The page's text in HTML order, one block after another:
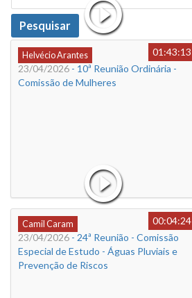
Data
Pesquisar
Helvécio Arantes
01:43:13
23/04/2026 - 10ª Reunião Ordinária -
Comissão de Mulheres
Camil Caram
00:04:24
23/04/2026 - 24ª Reunião - Comissão
Especial de Estudo - Águas Pluviais e
Prevenção de Riscos